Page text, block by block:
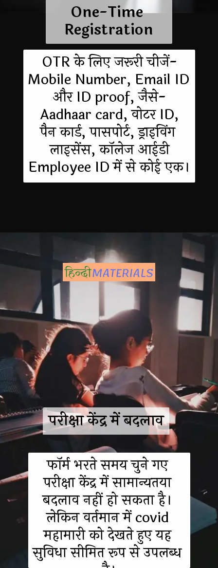
OTR के लिए जरूरी चीजें-
Mobile Number, Email ID
और ID proof, जैसे-
Aadhaar card, वोटर ID,
पैन कार्ड, पासपोर्ट, ड्राइविंग
लाइसेंस, कॉलेज आईडी
Employee ID में से कोई एक।
One-Time
Registration
फॉर्म भरते समय चुने गए
परीक्षा केंद्र में सामान्यतया
बदलाव नहीं हो सकता है।
लेकिन वर्तमान में covid
महामारी को देखते हुए यह
सुविधा सीमित रूप से उपलब्ध
परीक्षा केंद्र में बदलाव